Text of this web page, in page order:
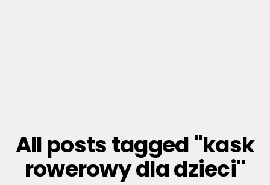
All posts tagged "kask
rowerowy dla dzieci"